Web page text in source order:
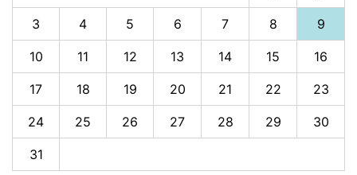
3 4 5 6 7 8 9
10 11 12 13 14 15 16
17 18 19 20 21 22 23
24 25 26 27 28 29 30
31